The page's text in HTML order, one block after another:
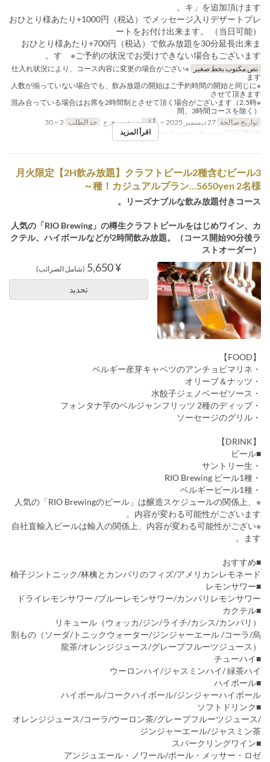
キ」を追加頂けます。
おひとり様あたり+1000円（税込）でメッセージ入りデザートプレ
ートをお付け出来ます。 （当日可能）
おひとり様あたり+700円（税込）で飲み放題を30分延長出来ま
す ※ご予約の状況でお受けできない場合もございます。
نص مكتوب بخط صغير
※仕入れ状況により、コース内容に変更の場合がござい
ます
※人数が揃っていない場合でも、飲み放題の開始はご予約時間の開始と同じに
させて頂きます
※混み合っている場合はお席を2時間制とさせて頂く場合がございます（2.5時
間、3時間コースを除く）
تواريخ صالحة
أيام ن, ث, ر, خ, ج حد الطلب
فئة المقعد
اقرأ المزيد
月火限定【2H飲み放題】クラフトビール2種含むビール3
種！カジュアルプラン…5650yen 2名様～
リーズナブルな飲み放題付きコース。
人気の「RIO Brewing」の樽生クラフトビールをはじめワイン、カ
クテル、ハイボールなどが2時間飲み放題。（コース開始90分後ラ
ストオーダー）
¥ 5,650 (شامل الضرائب)
تحديد
【FOOD】
・ベルギー産芽キャベツのアンチョビマリネ
・オリーブ＆ナッツ
・水餃子ジェノベーゼソース
・フォンタナ芋のベルジャンフリッツ 2種のディップ
・ソーセージのグリル
【DRINK】
■ビール
・サントリー生
・RIO Brewing ビール1種
・ベルギービール1種
※人気の「RIO Brewingのビール」は醸造スケジュールの関係上、
内容が変わる可能性がございます。
※自社直輸入ビールは輸入の関係上、内容が変わる可能性がござい
ます。
■おすすめ
柚子ジントニック/林檎とカンパリのフィズ/アメリカンレモネード
■レモンサワー
ドライレモンサワー /ブルーレモンサワー/カンパリレモンサワー
■カクテル
リキュール（ウォッカ/ジン/ライチ/カシス/カンパリ）
割もの（ソーダ/トニックウォーター/ジンジャーエール /コーラ/烏
龍茶/オレンジジュース/グレープフルーツジュース）
■チューハイ
ウーロンハイ/ジャスミンハイ/ 緑茶ハイ
■ハイボール
ハイボール/コークハイボール/ジンジャーハイボール
■ソフトドリンク
オレンジジュース/コーラ/ウーロン茶/グレープフルーツジュース/
ジンジャーエール/ジャスミン茶
■スパークリングワイン
アンジュエール・ノワール/ポール・メッサー・ロゼ